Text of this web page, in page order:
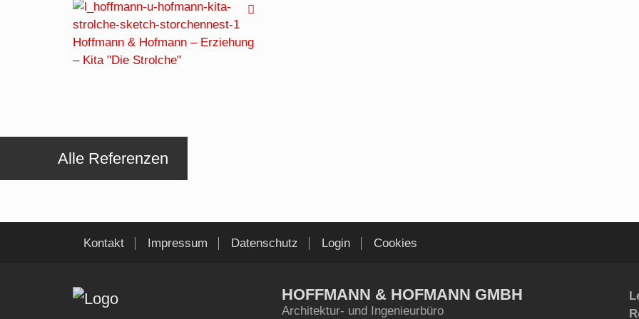
Alle Referenzen
Kontakt Impressum Datenschutz Login Cookies
HOFFMANN & HOFMANN GMBH
Architektur- und Ingenieurbüro